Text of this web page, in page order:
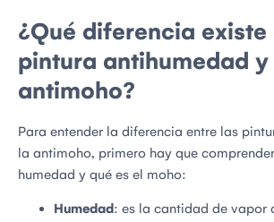
¿Qué diferencia existe
pintura antihumedad y
antimoho?
Para entender la diferencia entre las
la antimoho, primero hay que
humedad y qué es el moho:
Humedad: es la cantidad de vapor